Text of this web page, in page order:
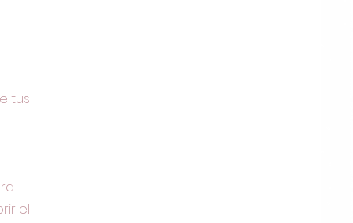
tus
el